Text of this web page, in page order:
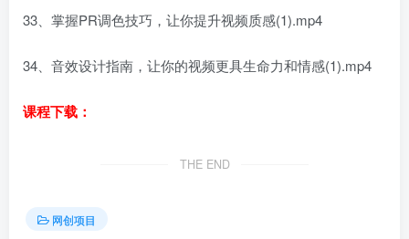
33、掌握PR调色技巧，让你提升视频质感(1).mp4
34、音效设计指南，让你的视频更具生命力和情感(1).mp4
课程下载：
THE END
网创项目